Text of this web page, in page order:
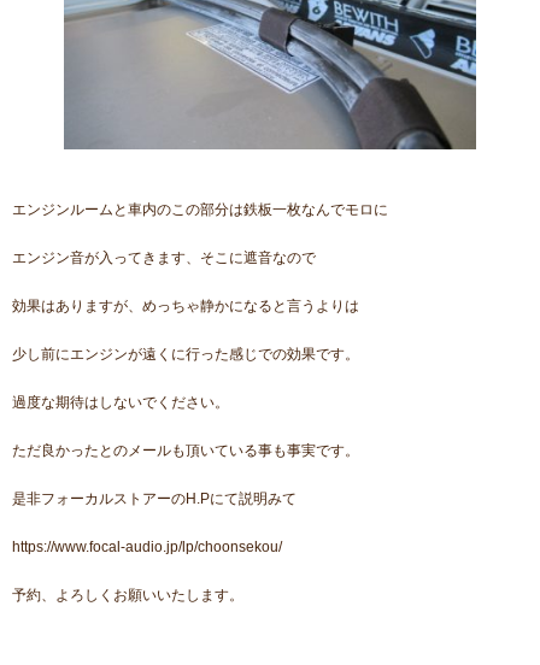
エンジンルームと車内のこの部分は鉄板一枚なんでモロに
エンジン音が入ってきます、そこに遮音なので
効果はありますが、めっちゃ静かになると言うよりは
少し前にエンジンが遠くに行った感じでの効果です。
過度な期待はしないでください。
ただ良かったとのメールも頂いている事も事実です。
是非フォーカルストアーのH.Pにて説明みて
https://www.focal-audio.jp/lp/choonsekou/
予約、よろしくお願いいたします。